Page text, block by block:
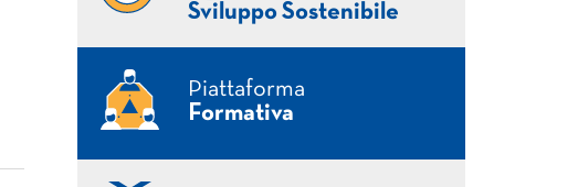
Sviluppo Sostenibile
Piattaforma
Formativa